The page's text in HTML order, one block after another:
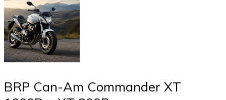
BRP Can-Am Commander XT